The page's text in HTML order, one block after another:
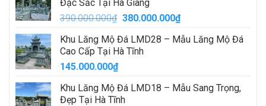
Đặc Sắc Tại Hà Giang
390.000.000₫ Giá
là:
390.000.000₫.
380.000.000₫Giá
tại
Khu Lăng Mộ Đá LMD28 – Mẫu Lăng Mộ Đá
Cao Cấp Tại Hà Tĩnh
145.000.000₫
Khu Lăng Mộ Đá LMD18 – Mẫu Sang Trọng,
Đẹp Tại Hà Tĩnh